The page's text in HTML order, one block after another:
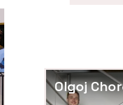
Olgoj